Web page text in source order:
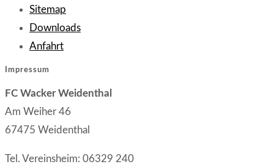
Sitemap
in
DownloadsOpens
AnfahrtOpens
Impressum
FC Wacker Weidenthal
Am Weiher 46
67475 Weidenthal
Tel. Vereinsheim: 06329 240